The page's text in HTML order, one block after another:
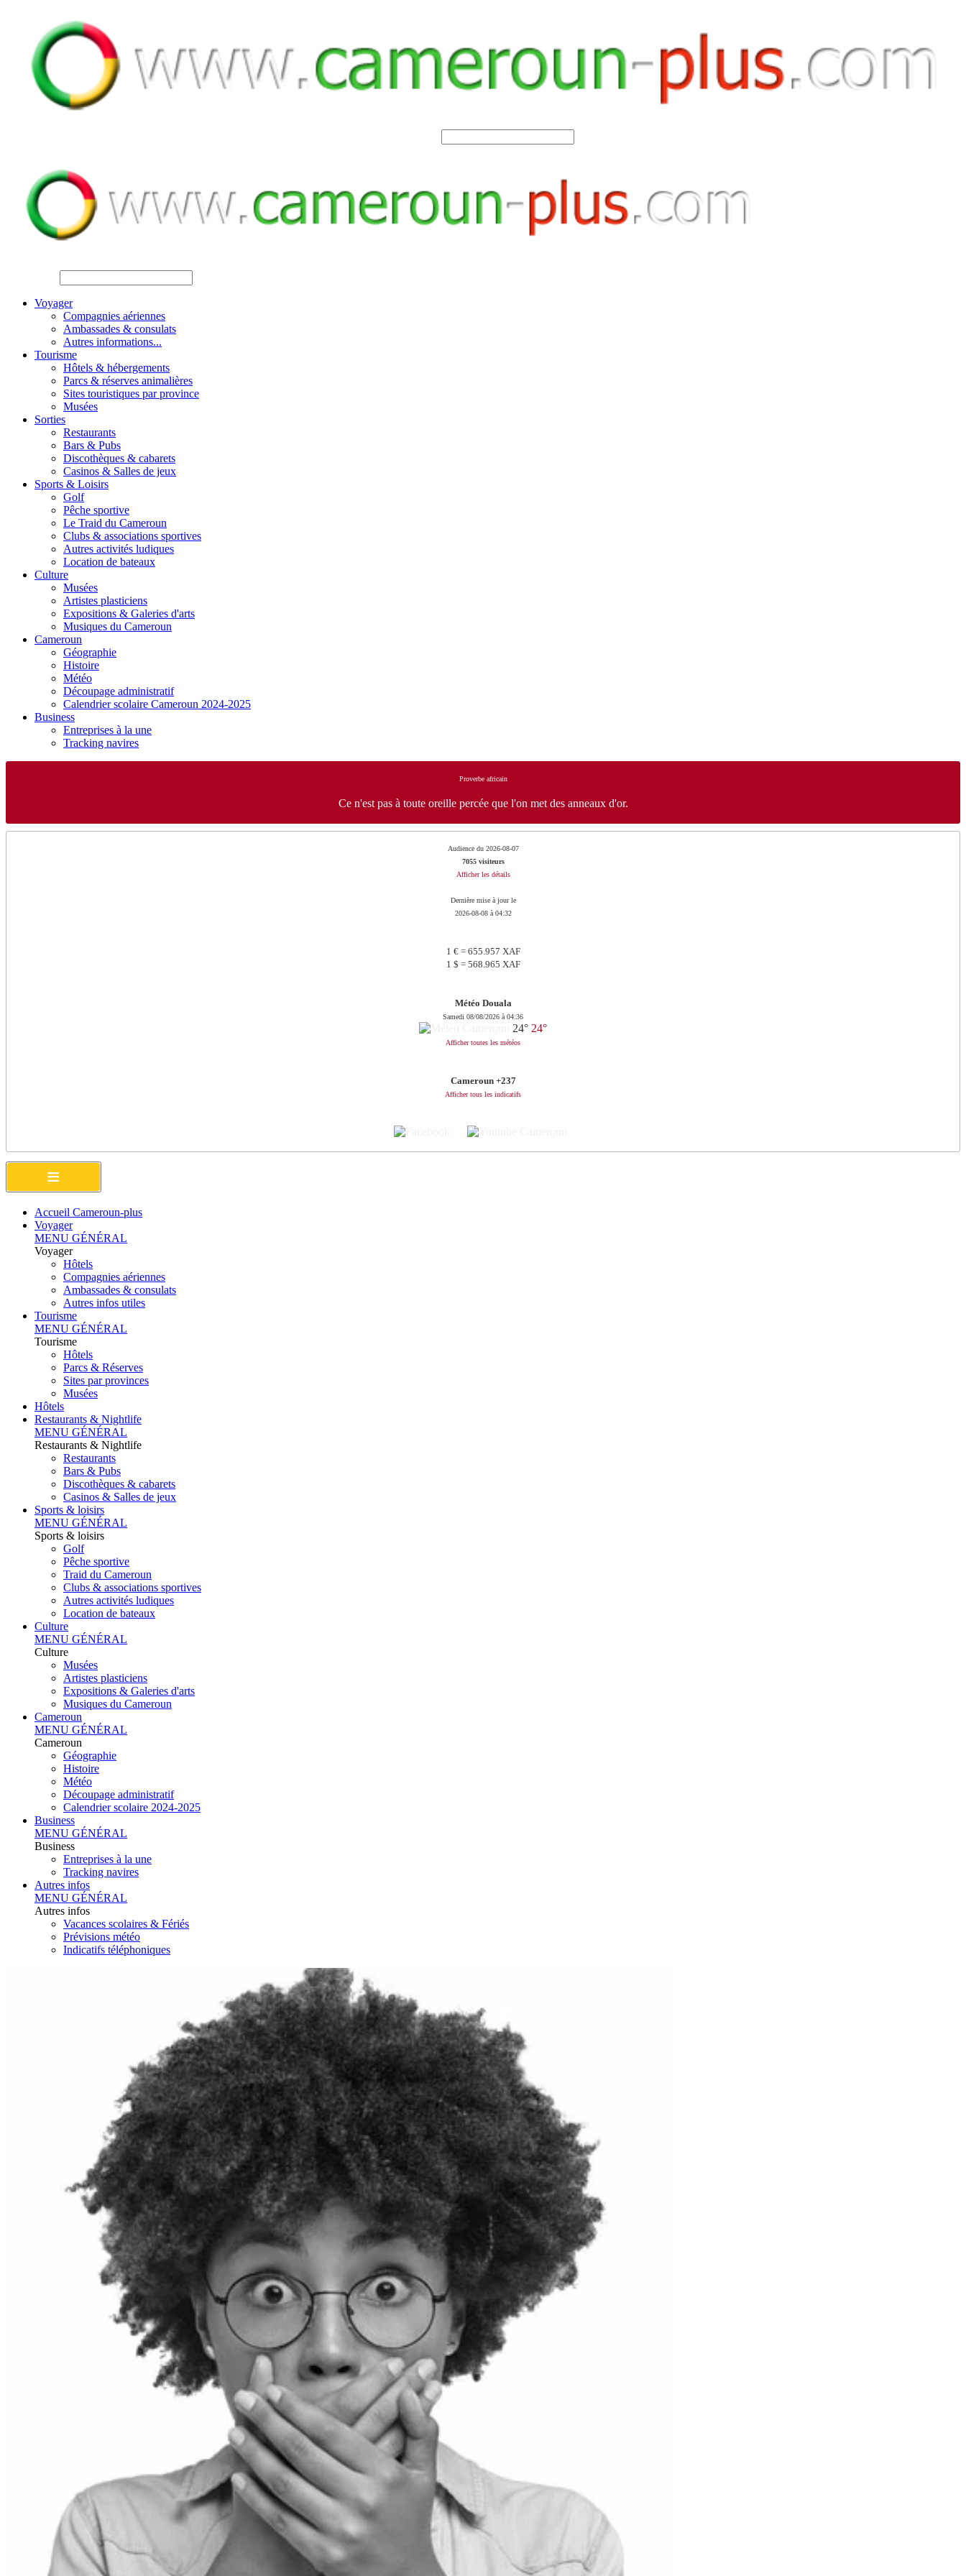
Voyager
Compagnies aériennes
Ambassades & consulats
Autres informations...
Tourisme
Hôtels & hébergements
Parcs & réserves animalières
Sites touristiques par province
Musées
Sorties
Restaurants
Bars & Pubs
Discothèques & cabarets
Casinos & Salles de jeux
Sports & Loisirs
Golf
Pêche sportive
Le Traid du Cameroun
Clubs & associations sportives
Autres activités ludiques
Location de bateaux
Culture
Musées
Artistes plasticiens
Expositions & Galeries d'arts
Musiques du Cameroun
Cameroun
Géographie
Histoire
Météo
Découpage administratif
Calendrier scolaire Cameroun 2024-2025
Business
Entreprises à la une
Tracking navires
Proverbe africain
Ce n'est pas à toute oreille percée que l'on met des anneaux d'or.
Audience du 2026-08-07
7055 visiteurs
Afficher les détails
Dernière mise à jour le
2026-08-08 à 04:32
1 € = 655.957 XAF
1 $ = 568.965 XAF
Météo Douala
Samedi 08/08/2026 à 04:36
24° 24°
Afficher toutes les météos
Cameroun +237
Afficher tous les indicatifs
≡
Accueil Cameroun-plus
Voyager
MENU GÉNÉRAL
Voyager
Hôtels
Compagnies aériennes
Ambassades & consulats
Autres infos utiles
Tourisme
MENU GÉNÉRAL
Tourisme
Hôtels
Parcs & Réserves
Sites par provinces
Musées
Hôtels
Restaurants & Nightlife
MENU GÉNÉRAL
Restaurants & Nightlife
Restaurants
Bars & Pubs
Discothèques & cabarets
Casinos & Salles de jeux
Sports & loisirs
MENU GÉNÉRAL
Sports & loisirs
Golf
Pêche sportive
Traid du Cameroun
Clubs & associations sportives
Autres activités ludiques
Location de bateaux
Culture
MENU GÉNÉRAL
Culture
Musées
Artistes plasticiens
Expositions & Galeries d'arts
Musiques du Cameroun
Cameroun
MENU GÉNÉRAL
Cameroun
Géographie
Histoire
Météo
Découpage administratif
Calendrier scolaire 2024-2025
Business
MENU GÉNÉRAL
Business
Entreprises à la une
Tracking navires
Autres infos
MENU GÉNÉRAL
Autres infos
Vacances scolaires & Fériés
Prévisions météo
Indicatifs téléphoniques